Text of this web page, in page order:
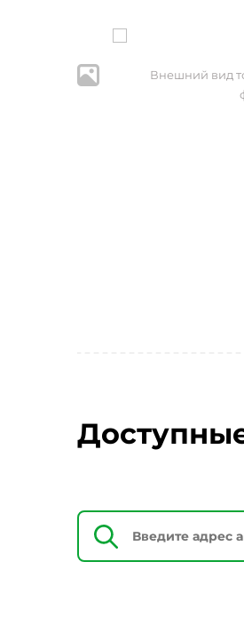
Внешний вид